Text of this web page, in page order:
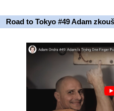
Road to Tokyo #49 Adam